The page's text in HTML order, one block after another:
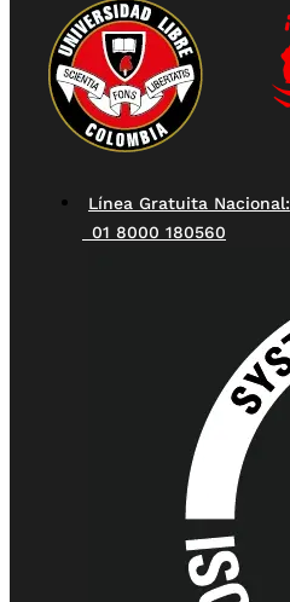
Línea Gratuita Nacional:
01 8000 180560